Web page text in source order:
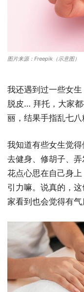
图片来源：Freepik（示意图）
我还遇到过一些女
脱皮… 拜托，大家
丽，结果手指乱七
我知道有些女生觉
去健身、修胡子、弄
花点心思在自己身
引力嘛。说真的，
家看到也会觉得有气